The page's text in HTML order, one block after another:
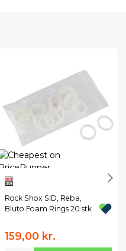
Rock Shox SID, Reba,
Bluto Foam Rings 20 stk
159,00 kr.